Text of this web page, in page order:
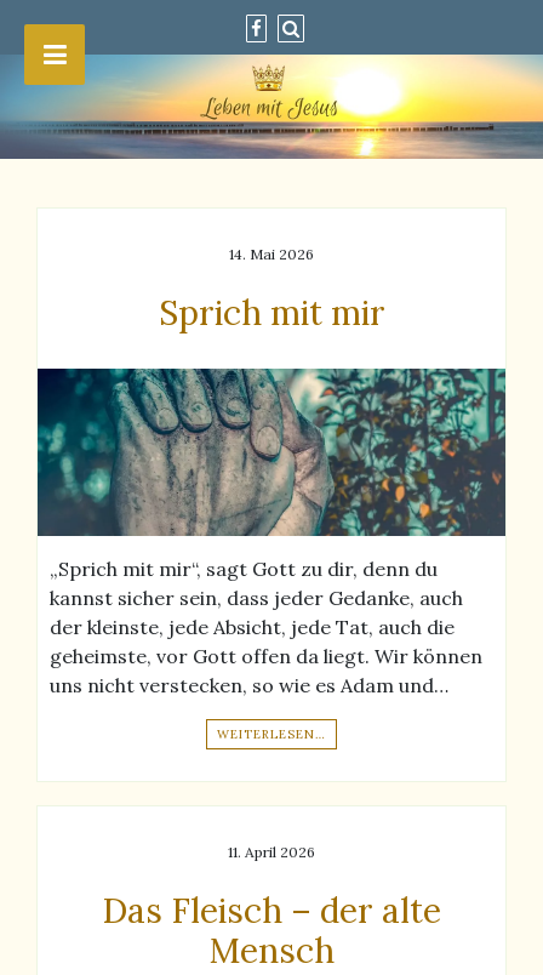
14. Mai 2026
Sprich mit mir
„Sprich mit mir“, sagt Gott zu dir, denn du
kannst sicher sein, dass jeder Gedanke, auch
der kleinste, jede Absicht, jede Tat, auch die
geheimste, vor Gott offen da liegt. Wir können
uns nicht verstecken, so wie es Adam und…
WEITERLESEN…
11. April 2026
Das Fleisch – der alte
Mensch